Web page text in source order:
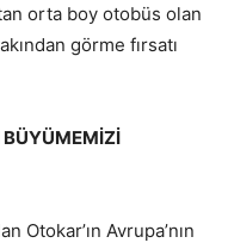
orta boy otobüs olan
görme fırsatı
BÜYÜMEMİZİ
Otokar’ın Avrupa’nın